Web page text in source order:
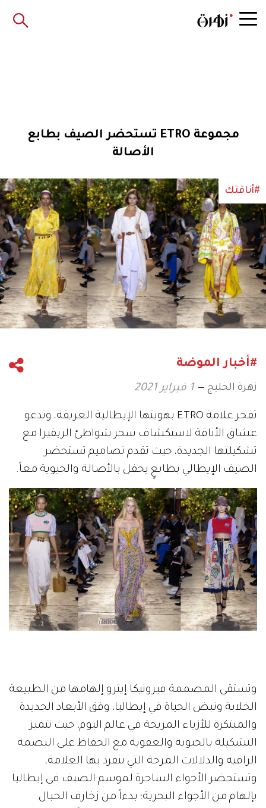
مجموعة ETRO تستحضر الصيف بطابع
الأصالة
#أناقتك
#أخبار الموضة
زهرة الخليج 1 فبراير 2021
تفخر علامة ETRO بهويتها الإيطالية العريقة، وتدعو
عشاق الأناقة لاستكشاف سحر شواطئ الريفيرا مع
تشكيلتها الجديدة، حيث تقدم تصاميم تستحضر
الصيف الإيطالي بطابعٍ يحفل بالأصالة والحيوية معاً.
وتستقي المصممة فيرونيكا إيترو إلهامها من الطبيعة
الخلابة ونبض الحياة في إيطاليا، وفق الأبعاد الجديدة
والمبتكرة للأزياء المريحة في عالم اليوم، حيث تتميز
التشكيلة بالحيوية والعفوية مع الحفاظ على البصمة
الراقية والدلالات المرحة التي تنفرد بها العلامة،
وتستحضر الأجواء الساحرة لموسم الصيف في إيطاليا
بإلهام من الأجواء البحرية؛ بدءاً من زخارف الحبال